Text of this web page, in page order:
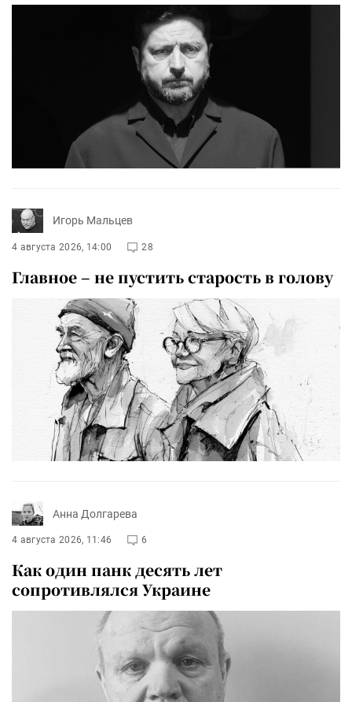
Игорь Мальцев
4 августа 2026, 14:00 28
Главное – не пустить старость в голову
Анна Долгарева
4 августа 2026, 11:46 6
Как один панк десять лет
сопротивлялся Украине